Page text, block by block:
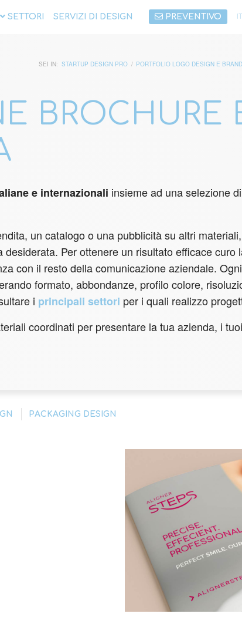
SETTORI SERVIZI DI DESIGN PREVENTIVO
SEI IN: STARTUP DESIGN PRO / PORTFOLIO LOGO DESIGN E
BROCHURE
e internazionali insieme ad una selezione
un catalogo o una pubblicità su altri
Per ottenere un risultato efficace
con il resto della comunicazione aziendale.
formato, abbondanze, profilo colore,
i principali settori per i quali realizzo
coordinati per presentare la tua azienda, i
PACKAGING DESIGN